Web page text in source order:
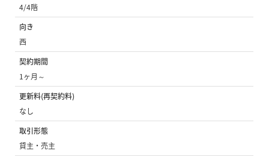
4/4階
向き
西
契約期間
1ヶ月～
更新料(再契約料)
なし
取引形態
貸主・売主